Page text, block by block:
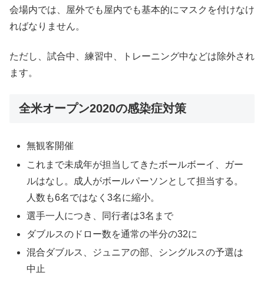
会場内では、屋外でも屋内でも基本的にマスクを付けなけ
ればなりません。
ただし、試合中、練習中、トレーニング中などは除外され
ます。
全米オープン2020の感染症対策
無観客開催
これまで未成年が担当してきたボールボーイ、ガー
ルはなし。成人がボールパーソンとして担当する。
人数も6名ではなく3名に縮小。
選手一人につき、同行者は3名まで
ダブルスのドロー数を通常の半分の32に
混合ダブルス、ジュニアの部、シングルスの予選は
中止